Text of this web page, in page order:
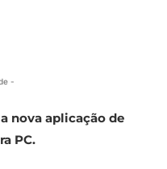
-
nova aplicação de
PC.